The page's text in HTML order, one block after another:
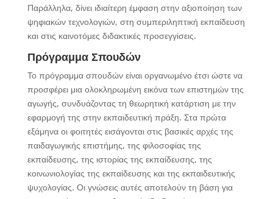
Παράλληλα, δίνει ιδιαίτερη έμφαση στην αξιοποίηση των
ψηφιακών τεχνολογιών, στη συμπεριληπτική εκπαίδευση
και στις καινοτόμες διδακτικές προσεγγίσεις.
Πρόγραμμα Σπουδών
Το πρόγραμμα σπουδών είναι οργανωμένο έτσι ώστε να
προσφέρει μια ολοκληρωμένη εικόνα των επιστημών της
αγωγής, συνδυάζοντας τη θεωρητική κατάρτιση με την
εφαρμογή της στην εκπαιδευτική πράξη. Στα πρώτα
εξάμηνα οι φοιτητές εισάγονται στις βασικές αρχές της
παιδαγωγικής επιστήμης, της φιλοσοφίας της
εκπαίδευσης, της ιστορίας της εκπαίδευσης, της
κοινωνιολογίας της εκπαίδευσης και της εκπαιδευτικής
ψυχολογίας. Οι γνώσεις αυτές αποτελούν τη βάση για